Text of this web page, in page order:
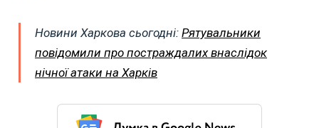
Новини Харкова сьогодні: Рятувальники
повідомили про постраждалих внаслідок
нічної атаки на Харків